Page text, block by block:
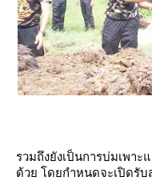
รวมถึงยังเป็นการบ่มเพาะ
ด้วย โดยกำหนดจะเปิดรั